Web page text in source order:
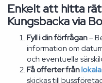
Enkelt att hitta
Kungsbacka via
Fyll i din förfrågan–
information om
och eventuella
Få offerter från
skickas till